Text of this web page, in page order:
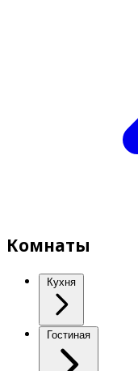
Комнаты
Кухня
Гостиная